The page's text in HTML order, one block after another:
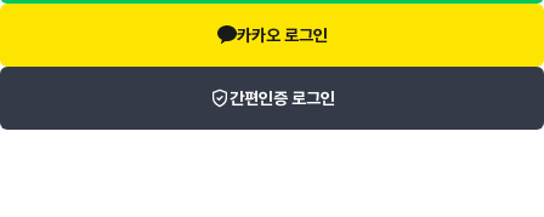
카카오 로그인
간편인증 로그인